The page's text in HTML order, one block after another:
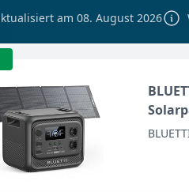
am 08. August 2026